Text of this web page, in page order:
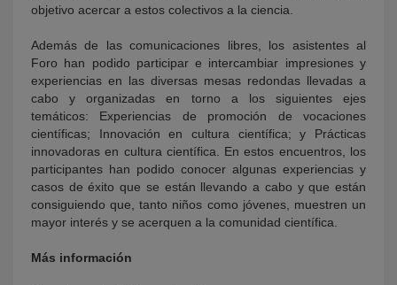
objetivo acercar a estos colectivos a la ciencia.
Además de las comunicaciones libres, los asistentes al
Foro han podido participar e intercambiar impresiones y
experiencias en las diversas mesas redondas llevadas a
cabo y organizadas en torno a los siguientes ejes
temáticos: Experiencias de promoción de vocaciones
científicas; Innovación en cultura científica; y Prácticas
innovadoras en cultura científica. En estos encuentros, los
participantes han podido conocer algunas experiencias y
casos de éxito que se están llevando a cabo y que están
consiguiendo que, tanto niños como jóvenes, muestren un
mayor interés y se acerquen a la comunidad científica.
Más información